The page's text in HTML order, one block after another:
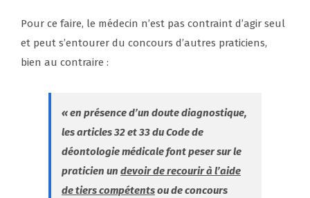
Pour ce faire, le médecin n’est pas contraint d’agir seul
et peut s’entourer du concours d’autres praticiens,
bien au contraire :
« en présence d’un doute diagnostique,
les articles 32 et 33 du Code de
déontologie médicale font peser sur le
praticien un devoir de recourir à l’aide
de tiers compétentsou de concours